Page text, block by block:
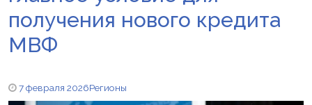
получения нового кредита
МВФ
7 февраля 2026Регионы